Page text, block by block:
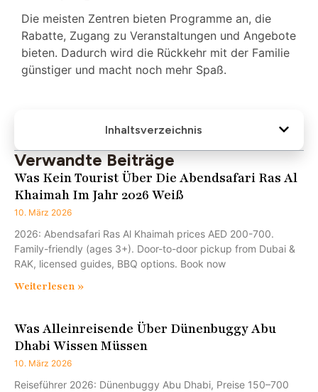
Die meisten Zentren bieten Programme an, die
Rabatte, Zugang zu Veranstaltungen und Angebote
bieten. Dadurch wird die Rückkehr mit der Familie
günstiger und macht noch mehr Spaß.
Inhaltsverzeichnis
Verwandte Beiträge
Was Kein Tourist Über Die Abendsafari Ras Al
Khaimah Im Jahr 2026 Weiß
10. März 2026
2026: Abendsafari Ras Al Khaimah prices AED 200-700.
Family-friendly (ages 3+). Door-to-door pickup from Dubai &
RAK, licensed guides, BBQ options. Book now
Weiterlesen »
Was Alleinreisende Über Dünenbuggy Abu
Dhabi Wissen Müssen
10. März 2026
Reiseführer 2026: Dünenbuggy Abu Dhabi, Preise 150–700